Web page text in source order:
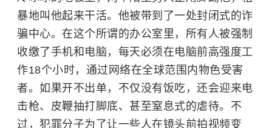
暴地叫他起来干活。他被带到了一处封闭式的诈
骗中心。在这个所谓的办公室里，所有人被强制
收缴了手机和电脑，每天必须在电脑前高强度工
作18个小时，通过网络在全球范围内物色受害
者。如果开不出单，不仅没有饭吃，还会迎来电
击枪、皮鞭抽打脚底、甚至窒息式的虐待。不
过，犯罪分子为了让一些人在镜头前拍视频变